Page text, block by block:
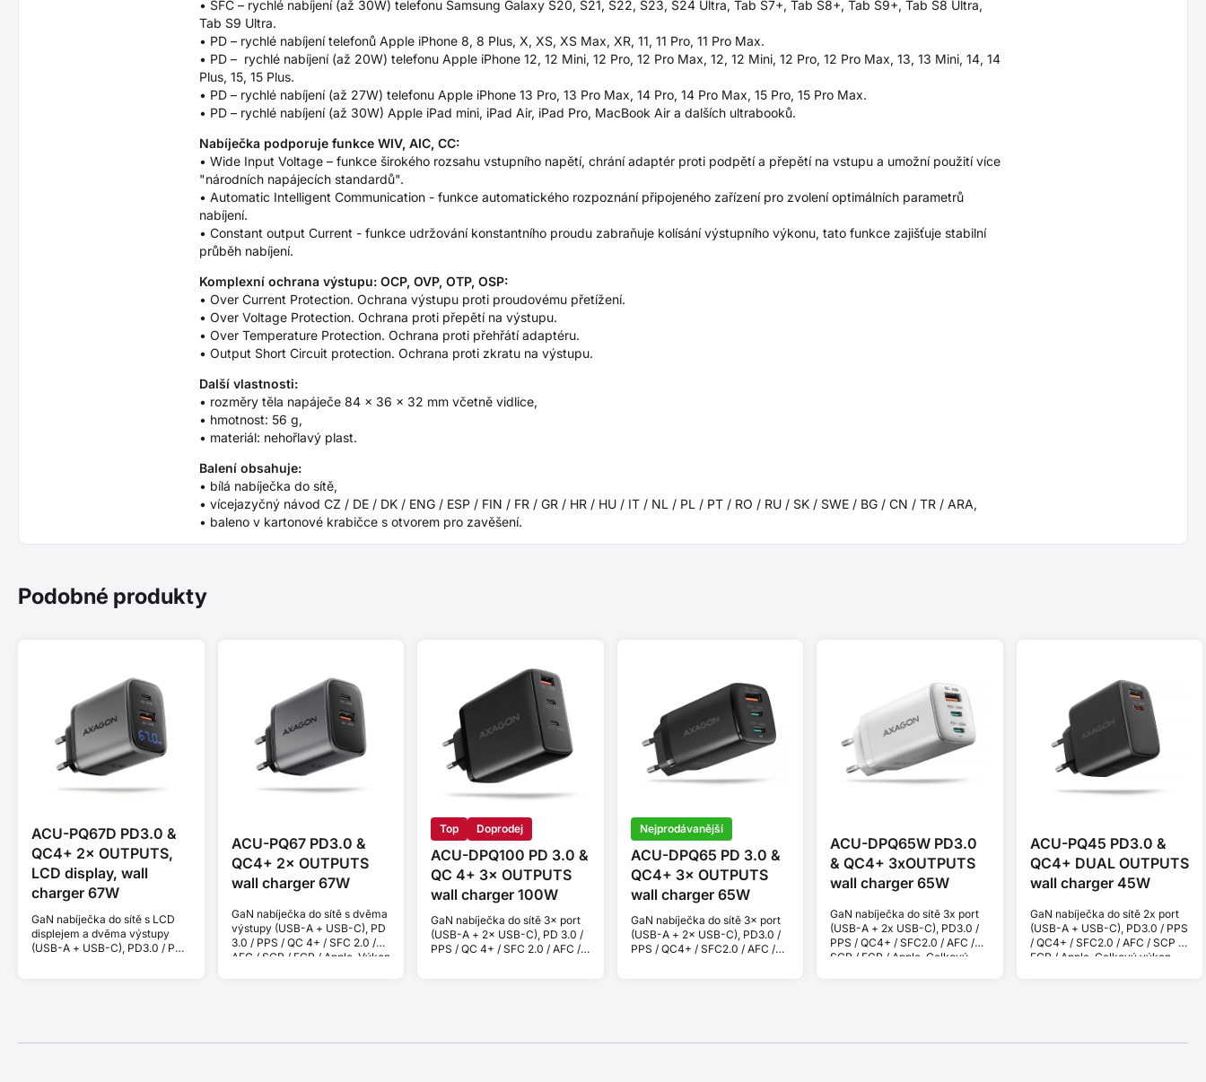
• SFC – rychlé nabíjení (až 30W) telefonu Samsung Galaxy S20, S21, S22, S23, S24 Ultra, Tab S7+, Tab S8+, Tab S9+, Tab S8 Ultra,
Tab S9 Ultra.
• PD – rychlé nabíjení telefonů Apple iPhone 8, 8 Plus, X, XS, XS Max, XR, 11, 11 Pro, 11 Pro Max.
• PD – rychlé nabíjení (až 20W) telefonu Apple iPhone 12, 12 Mini, 12 Pro, 12 Pro Max, 12, 12 Mini, 12 Pro, 12 Pro Max, 13, 13 Mini, 14, 14
Plus, 15, 15 Plus.
• PD – rychlé nabíjení (až 27W) telefonu Apple iPhone 13 Pro, 13 Pro Max, 14 Pro, 14 Pro Max, 15 Pro, 15 Pro Max.
• PD – rychlé nabíjení (až 30W) Apple iPad mini, iPad Air, iPad Pro, MacBook Air a dalších ultrabooků.
Nabíječka podporuje funkce WIV, AIC, CC:
• Wide Input Voltage – funkce širokého rozsahu vstupního napětí, chrání adaptér proti podpětí a přepětí na vstupu a umožní použití více
"národních napájecích standardů".
• Automatic Intelligent Communication - funkce automatického rozpoznání připojeného zařízení pro zvolení optimálních parametrů
nabíjení.
• Constant output Current - funkce udržování konstantního proudu zabraňuje kolísání výstupního výkonu, tato funkce zajišťuje stabilní
průběh nabíjení.
Komplexní ochrana výstupu: OCP, OVP, OTP, OSP:
• Over Current Protection. Ochrana výstupu proti proudovému přetížení.
• Over Voltage Protection. Ochrana proti přepětí na výstupu.
• Over Temperature Protection. Ochrana proti přehřátí adaptéru.
• Output Short Circuit protection. Ochrana proti zkratu na výstupu.
Další vlastnosti:
• rozměry těla napáječe 84 × 36 × 32 mm včetně vidlice,
• hmotnost: 56 g,
• materiál: nehořlavý plast.
Balení obsahuje:
• bílá nabíječka do sítě,
• vícejazyčný návod CZ / DE / DK / ENG / ESP / FIN / FR / GR / HR / HU / IT / NL / PL / PT / RO / RU / SK / SWE / BG / CN / TR / ARA,
• baleno v kartonové krabičce s otvorem pro zavěšení.
Podobné produkty
ACU-PQ67D PD3.0 &
QC4+ 2× OUTPUTS,
LCD display, wall
charger 67W
GaN nabíječka do sítě s LCD
displejem a dvěma výstupy
(USB-A + USB-C), PD3.0 / PPS
ACU-PQ67 PD3.0 &
QC4+ 2× OUTPUTS
wall charger 67W
GaN nabíječka do sítě s dvěma
výstupy (USB-A + USB-C), PD
3.0 / PPS / QC 4+ / SFC 2.0 /
AFC / SCP / FCP / Apple. Výkon
Top Doprodej
ACU-DPQ100 PD 3.0 &
QC 4+ 3× OUTPUTS
wall charger 100W
GaN nabíječka do sítě 3× port
(USB-A + 2× USB-C), PD 3.0 /
PPS / QC 4+ / SFC 2.0 / AFC /
Nejprodávanější
ACU-DPQ65 PD 3.0 &
QC4+ 3× OUTPUTS
wall charger 65W
GaN nabíječka do sítě 3× port
(USB-A + 2× USB-C), PD3.0 /
PPS / QC4+ / SFC2.0 / AFC /
ACU-DPQ65W PD3.0
& QC4+ 3xOUTPUTS
wall charger 65W
GaN nabíječka do sítě 3x port
(USB-A + 2x USB-C), PD3.0 /
PPS / QC4+ / SFC2.0 / AFC /
SCP / FCP / Apple. Celkový
ACU-PQ45 PD3.0 &
QC4+ DUAL OUTPUTS
wall charger 45W
GaN nabíječka do sítě 2x port
(USB-A + USB-C), PD3.0 / PPS
/ QC4+ / SFC2.0 / AFC / SCP /
FCP / Apple. Celkový výkon